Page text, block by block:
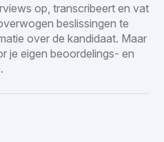
op, transcribeert en vat
beslissingen te
over de kandidaat. Maar
je eigen beoordelings- en